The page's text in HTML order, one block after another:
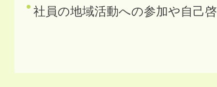
社員の地域活動への参加や自己